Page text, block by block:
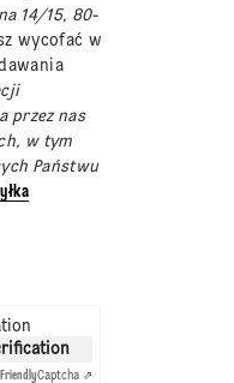
14/15, 80-
wycofać w
przez nas
w tym
Państwu
FriendlyCaptcha ⇗